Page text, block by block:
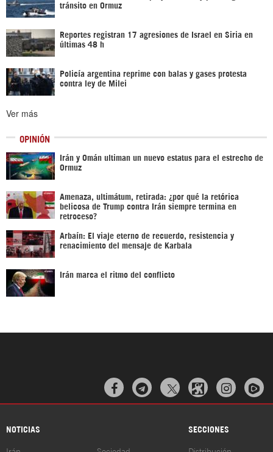
tránsito en Ormuz
Reportes registran 17 agresiones de Israel en Siria en
últimas 48 h
Policía argentina reprime con balas y gases protesta
contra ley de Milei
Ver más
OPINIÓN
Irán y Omán ultiman un nuevo estatus para el estrecho de
Ormuz
Amenaza, ultimátum, retirada: ¿por qué la retórica
belicosa de Trump contra Irán siempre termina en
retroceso?
Arbaín: El viaje eterno de recuerdo, resistencia y
renacimiento del mensaje de Karbala
Irán marca el ritmo del conflicto
  
NOTICIAS SECCIONES
Irán Sociedad Distribución